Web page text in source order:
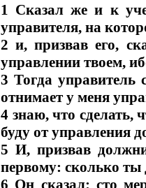
1 Сказал же и к
управителя, на
2 и, призвав его,
управлении твоем,
3 Тогда управитель
отнимает у меня
4 знаю, что сделать,
буду от управления
5 И, призвав
первому: сколько ты
6 Он сказал: сто